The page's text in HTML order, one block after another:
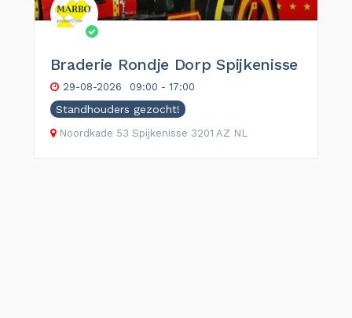
Braderie Rondje Dorp Spijkenisse
29-08-2026 09:00 - 17:00
Standhouders gezocht!
Noordkade 53 Spijkenisse 3201 AZ NL